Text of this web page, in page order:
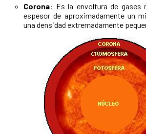
Corona: Es la envoltura de gases
espesor de aproximadamente un
una densidad extremadamente